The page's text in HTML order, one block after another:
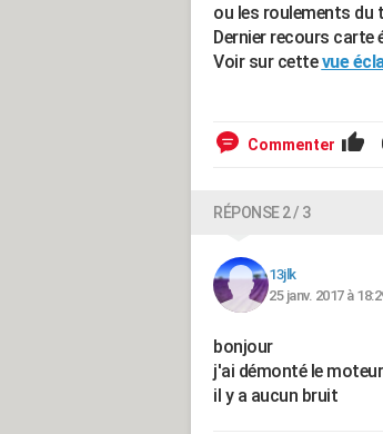
ou les roulements du
Dernier recours carte
Voir sur cettevue
Commenter
RÉPONSE 2 / 3
13jlk
25 janv. 2017 à
bonjour
j'ai démonté le
il y a aucun bruit